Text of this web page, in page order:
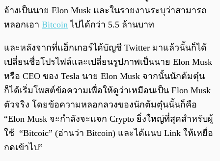
อ้างเป็นนาย Elon Musk และในรายงานระบุว่าสามารถ
หลอกเอา Bitcoin ไปได้กว่า 5.5 ล้านบาท
และหลังจากที่แฮ็กเกอร์ได้บัญชี Twitter มาแล้วนั้นก็ได้
เปลี่ยนชื่อโปรไฟล์และเปลี่ยนรูปภาพเป็นนาย Elon Musk
หรือ CEO ของ Tesla นาย Elon Musk จากนั้นนักต้มตุ๋น
ก็ได้เริ่มโพสต์ข้อความเพื่อให้ดูว่าเหมือนเป็น Elon Musk
ตัวจริง โดยข้อความหลอกลวงของนักต้มตุ๋นนั้นก็คือ
“Elon Musk จะกำลังจะแจก Crypto ยิ่งใหญ่ที่สุดสำหรับผู้
ใช้ “Bitcoic” (อ่านว่า Bitcoin) และได้แนบ Link ให้เหยื่อ
กดเข้าไป”